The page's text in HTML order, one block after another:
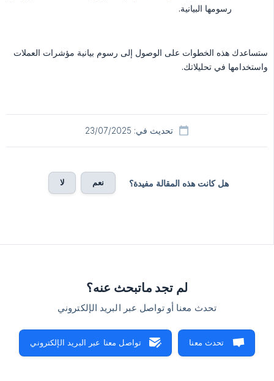
رسومها البيانية.
ستساعدك هذه الخطوات على الوصول إلى رسوم بيانية مؤشرات العملات
واستخدامها في تحليلاتك.
تحديث في: 23/07/2025
هل كانت هذه المقالة مفيدة؟ نعم لا
لم تجد ماتبحث عنه؟
تحدث معنا أو تواصل عبر البريد الإلكتروني
تحدث معنا تواصل معنا عبر البريد الإلكتروني